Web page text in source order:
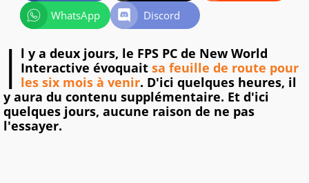
WhatsApp
Discord
I l y a deux jours, le FPS PC de New World
Interactive évoquait sa feuille de route pour
les six mois à venir. D'ici quelques heures, il
y aura du contenu supplémentaire. Et d'ici
quelques jours, aucune raison de ne pas
l'essayer.